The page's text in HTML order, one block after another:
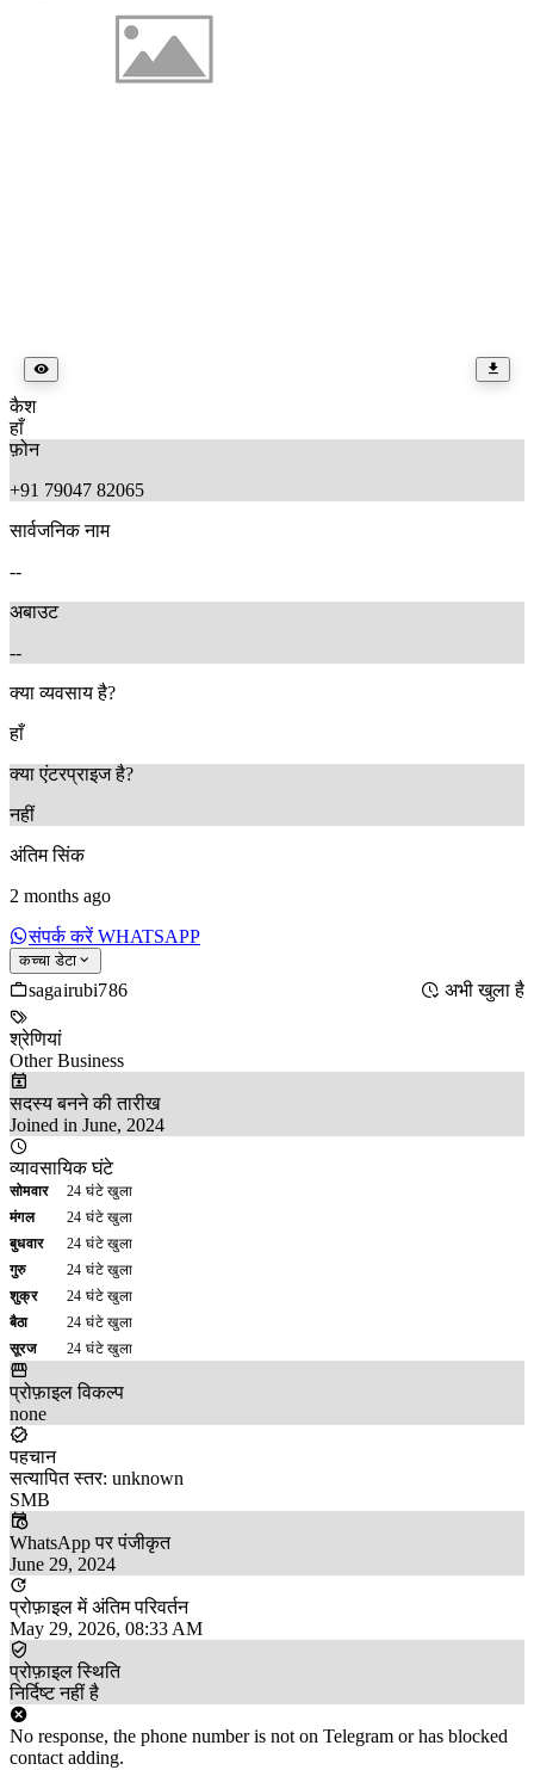
कैश
हाँ
फ़ोन
+91 79047 82065
सार्वजनिक नाम
--
अबाउट
--
क्या व्यवसाय है?
हाँ
क्या एंटरप्राइज है?
नहीं
अंतिम सिंक
2 months ago
संपर्क करें WHATSAPP
कच्चा डेटा
sagairubi786 अभी खुला है
श्रेणियां
Other Business
सदस्य बनने की तारीख
Joined in June, 2024
व्यावसायिक घंटे
सोमवार
24 घंटे खुला
मंगल
24 घंटे खुला
बुधवार
24 घंटे खुला
गुरु
24 घंटे खुला
शुक्र
24 घंटे खुला
बैठा
24 घंटे खुला
सूरज
24 घंटे खुला
प्रोफ़ाइल विकल्प
none
पहचान
सत्यापित स्तर: unknown
SMB
WhatsApp पर पंजीकृत
June 29, 2024
प्रोफ़ाइल में अंतिम परिवर्तन
May 29, 2026, 08:33 AM
प्रोफ़ाइल स्थिति
निर्दिष्ट नहीं है
No response, the phone number is not on Telegram or has blocked
contact adding.